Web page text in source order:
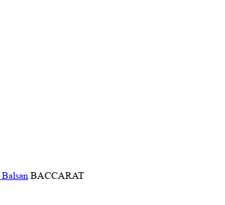
Balsan BACCARAT